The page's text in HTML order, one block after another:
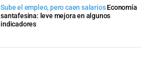
Sube el empleo, pero caen salarios Economía
santafesina: leve mejora en algunos
indicadores